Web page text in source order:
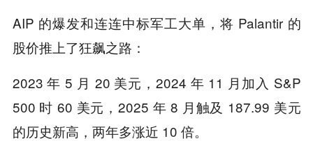
AIP 的爆发和连连中标军工大单，将 Palantir 的
股价推上了狂飙之路：
2023 年 5 月 20 美元，2024 年 11 月加入 S&P
500 时 60 美元，2025 年 8 月触及 187.99 美元
的历史新高，两年多涨近 10 倍。